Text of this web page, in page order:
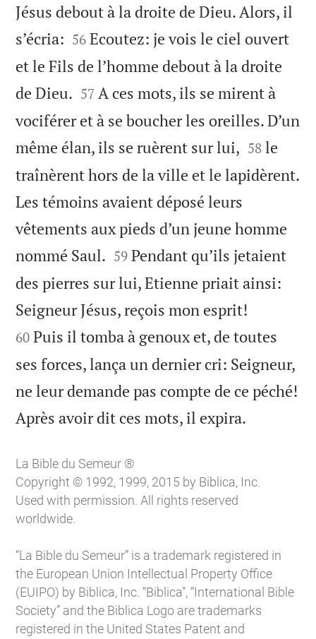
Jésus debout à la droite de Dieu. Alors, il
s’écria: 

56 Ecoutez: je vois le ciel ouvert
et le Fils de l’homme debout à la droite
de Dieu. 

57 A ces mots, ils se mirent à
vociférer et à se boucher les oreilles. D’un
même élan, ils se ruèrent sur lui, 

58 le
traînèrent hors de la ville et le lapidèrent.
Les témoins avaient déposé leurs
vêtements aux pieds d’un jeune homme
nommé Saul. 

59 Pendant qu’ils jetaient
des pierres sur lui, Etienne priait ainsi:
Seigneur Jésus, reçois mon esprit!
60 Puis il tomba à genoux et, de toutes
ses forces, lança un dernier cri: Seigneur,
ne leur demande pas compte de ce péché!
Après avoir dit ces mots, il expira.
La Bible du Semeur ®
Copyright © 1992, 1999, 2015 by Biblica, Inc.
Used with permission. All rights reserved
worldwide.
“La Bible du Semeur” is a trademark registered in
the European Union Intellectual Property Office
(EUIPO) by Biblica, Inc. “Biblica”, “International Bible
Society” and the Biblica Logo are trademarks
registered in the United States Patent and